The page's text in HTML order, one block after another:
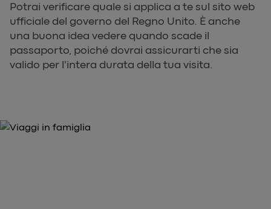
Potrai verificare quale si applica a te sul sito web
ufficiale del governo del Regno Unito. È anche
una buona idea vedere quando scade il
passaporto, poiché dovrai assicurarti che sia
valido per l'intera durata della tua visita.